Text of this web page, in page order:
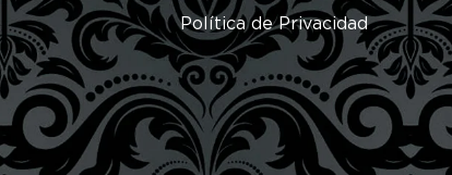
Política de Privacidad